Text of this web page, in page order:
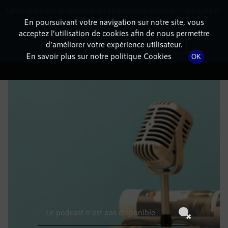
DÉTAILS DE L'ÉPISODE
13 janvier 2023à 8h59, durée : Invalid date
En poursuivant votre navigation sur notre site, vous
acceptez l’utilisation de cookies afin de nous permettre
d’améliorer votre expérience utilisateur.
En savoir plus sur notre politique Cookies
OK
dessous pour l'installer.
Non merci Télécharger l'application
Le podcast n'est pas disponible